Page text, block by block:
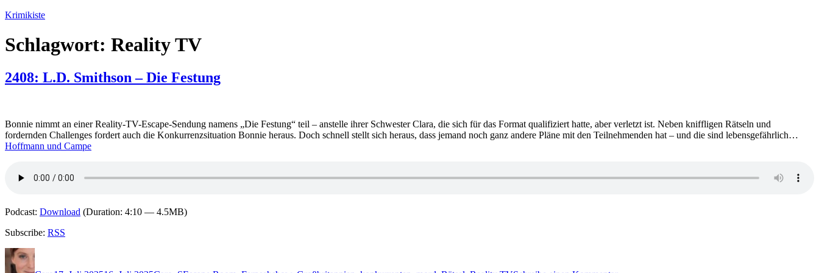
Zum
springen
Krimikiste
Schlagwort: Reality TV
2408: L.D. Smithson – Die Festung
Bonnie nimmt an einer Reality-TV-Escape-Sendung namens „Die Festung“ teil – anstelle ihrer Schwester Clara, die sich für das Format qualifiziert hatte, aber verletzt ist. Neben kniffligen Rätseln und
fordernden Challenges fordert auch die Konkurrenzsituation Bonnie heraus. Doch schnell stellt sich heraus, dass jemand noch ganz andere Pläne mit den Teilnehmenden hat – und die sind lebensgefährlich…
Hoffmann und Campe
Podcast: Download (Duration: 4:10 — 4.5MB)
Subscribe: RSS
Autor